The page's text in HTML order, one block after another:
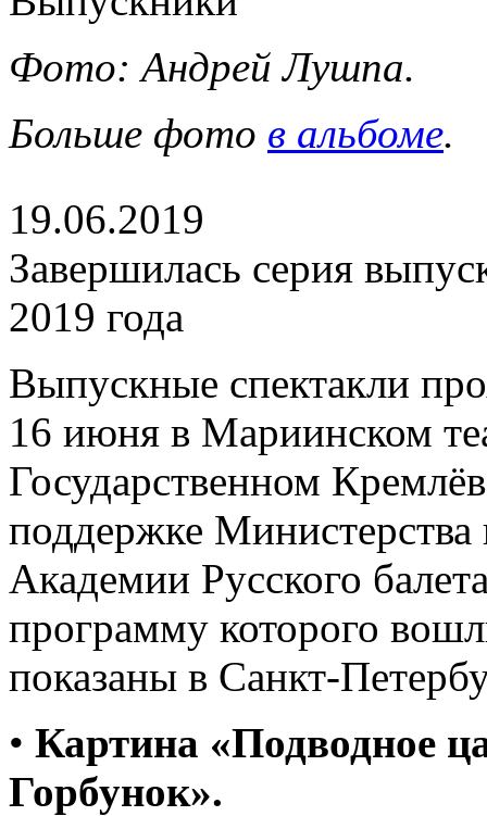
Фото: Андрей Лушпа.
Больше фото в альбоме.
19.06.2019
Завершилась серия
2019 года
Выпускные спектакли
16 июня в Мариинском
Государственном
поддержке
Академии Русского
программу которого
показаны в Санкт-
• Картина «Подводное
Горбунок».